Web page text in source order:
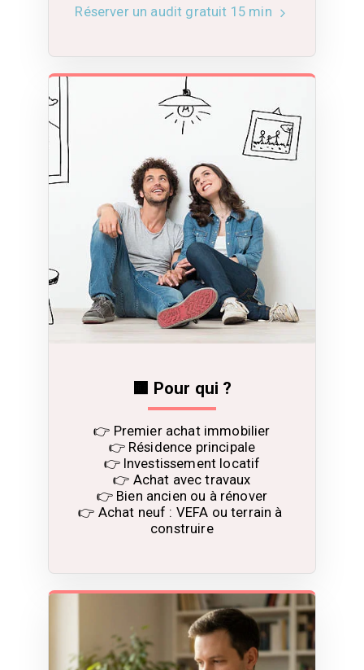
Réserver un audit gratuit 15 min
🟧 Pour qui ?
👉 Premier achat immobilier
👉 Résidence principale
👉 Investissement locatif
👉 Achat avec travaux
👉 Bien ancien ou à rénover
👉 Achat neuf : VEFA ou terrain à
construire